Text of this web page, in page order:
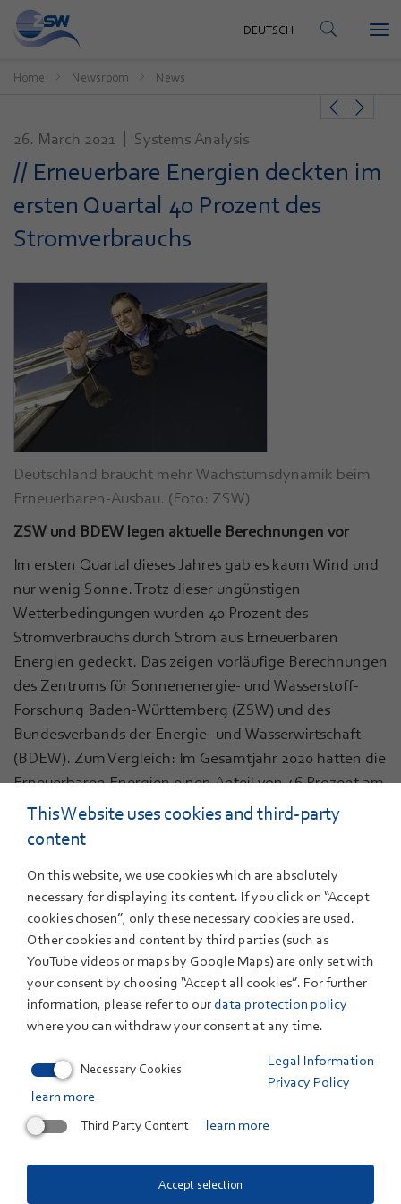
CONTACT
DEUTSCH
Home Newsroom News
26. March 2021 Systems Analysis
// Erneuerbare Energien deckten im
ersten Quartal 40 Prozent des
Stromverbrauchs
Deutschland braucht mehr Wachstumsdynamik beim
Erneuerbaren-Ausbau. (Foto: ZSW)
ZSW und BDEW legen aktuelle Berechnungen vor
Im ersten Quartal dieses Jahres gab es kaum Wind und
nur wenig Sonne. Trotz dieser ungünstigen
Wetterbedingungen wurden 40 Prozent des
Stromverbrauchs durch Strom aus Erneuerbaren
Energien gedeckt. Das zeigen vorläufige Berechnungen
des Zentrums für Sonnenenergie- und Wasserstoff-
Forschung Baden-Württemberg (ZSW) und des
Bundesverbands der Energie- und Wasserwirtschaft
(BDEW). Zum Vergleich: Im Gesamtjahr 2020 hatten die
Erneuerbaren Energien einen Anteil von 46 Prozent am
Stromverbrauch. Zu Jahresbeginn 2020, der extrem
windreich war, stammten sogar rund 52 Prozent des
2021 war es hingegen vor allem in den Monaten Januar
und Februar in weiten Teilen Deutschlands
ungewöhnlich windstill. Der hieraus resultierende
Rückgang der Stromerzeugung konnte durch die neu
hinzugekommenen Wind- und Photovoltaikanlagen
nicht aufgefangen werden.
Die vollständige Pressemitteilung als PDF finden Sie
unten bei Downloads.
Related Files
Presseinfo 06/2021: Erneuerbare Energien
deckten im ersten Quartal ... 158 KB
This Website uses cookies and third-party
content
On this website, we use cookies which are absolutely
necessary for displaying its content. If you click on “Accept
cookies chosen”, only these necessary cookies are used.
Other cookies and content by third parties (such as
YouTube videos or maps by Google Maps) are only set with
your consent by choosing “Accept all cookies”. For further
information, please refer to our data protection policy
where you can withdraw your consent at any time.
Legal Information
Privacy Policy
Necessary Cookies
learn more
Third Party Content
learn more
Accept selection